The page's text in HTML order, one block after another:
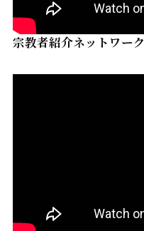
宗教者紹介ネットワーク